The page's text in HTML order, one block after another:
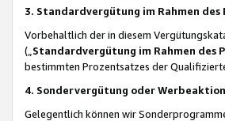
3. Standardvergütung im Rahmen
Vorbehaltlich der in diesem
(„ Standardvergütung im Rahmen des
bestimmten Prozentsatzes der
4. Sondervergütung oder
Gelegentlich können wir